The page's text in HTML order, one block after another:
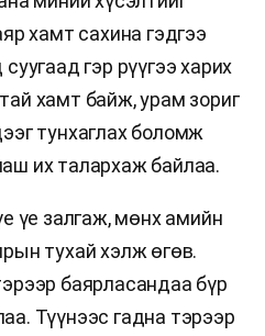
хамт сахина гэдгээ
гэр рүүгээ харих
хамт байж, урам зориг
тунхаглах боломж
их талархаж байлаа.
үе залгаж, мөнх амийн
тухай хэлж өгөв.
баярласандаа бүр
Түүнээс гадна тэрээр